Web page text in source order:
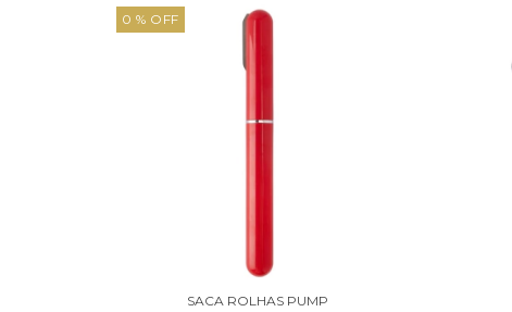
0 % OFF
SACA ROLHAS PUMP